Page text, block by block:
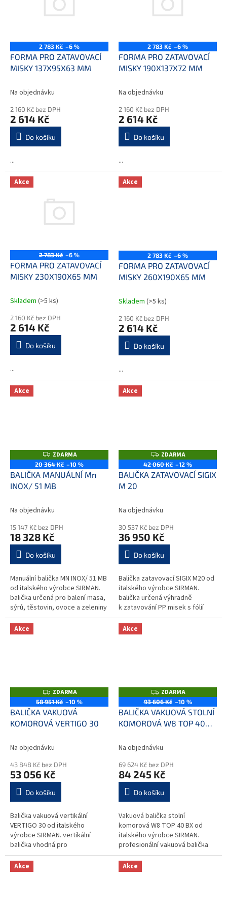
2 783 Kč –6 %
FORMA PRO ZATAVOVACÍ
MISKY 137X95X63 MM
Na objednávku
2 160 Kč bez DPH
2 614 Kč
Do košíku
...
2 783 Kč –6 %
FORMA PRO ZATAVOVACÍ
MISKY 190X137X72 MM
Na objednávku
2 160 Kč bez DPH
2 614 Kč
Do košíku
...
Akce
2 783 Kč –6 %
FORMA PRO ZATAVOVACÍ
MISKY 230X190X65 MM
Skladem (>5 ks)
2 160 Kč bez DPH
2 614 Kč
Do košíku
...
Akce
2 783 Kč –6 %
FORMA PRO ZATAVOVACÍ
MISKY 260X190X65 MM
Skladem (>5 ks)
2 160 Kč bez DPH
2 614 Kč
Do košíku
...
Akce
Z
D
A
R
M
A
ZDARMA
20 364 Kč –10 %
BALIČKA MANUÁLNÍ Mn
INOX/ 51 MB
Na objednávku
15 147 Kč bez DPH
18 328 Kč
Do košíku
Manuální balička MN INOX/ 51 MB
od italského výrob­ce SIRMAN.
balička určená pro balení masa,
sýrů, těstovin, ovoce a zeleniny
stroj umožňuje rychlou...
Akce
Z
D
A
R
ZDARMA
42 060 Kč –12 %
BALIČKA ZATAVOVACÍ SIGIX
M 20
Na objednávku
30 537 Kč bez DPH
36 950 Kč
Do košíku
Balička zatavovací SIGIX M20 od
italského výrobce SIRMAN.
balička určená výhradně
k zatavování PP misek s fólií
ruční zatavovací zařízení
s poloautomatickým...
Akce
Z
D
A
R
M
A
ZDARMA
58 951 Kč –10 %
BALIČKA VAKUOVÁ
KOMOROVÁ VERTIGO 30
Na objednávku
43 848 Kč bez DPH
53 056 Kč
Do košíku
Balička vakuová vertikální
VERTIGO 30 od italského
výrobce SIRMAN. vertikální
balička vhodná pro
vakuování kapaliny, granulátu a
prášku model s olejovou...
Akce
Z
D
A
R
M
A
ZDARMA
93 606 Kč –10 %
BALIČKA VAKUOVÁ STOLNÍ
KOMOROVÁ W8 TOP 40
Na objednávku
69 624 Kč bez DPH
84 245 Kč
Do košíku
Vakuová balička stolní
komorová W8 TOP 40 BX od
italského výrobce SIRMAN.
profesionální vakuová balička
určená pro balení výrobků
v ochranné atmosféře
praktické...
Akce Akce